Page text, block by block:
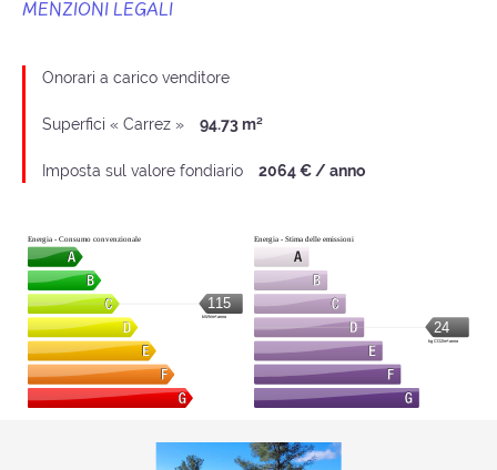
MENZIONI LEGALI
Onorari a carico venditore
Superfici « Carrez » 94.73 m²
Imposta sul valore fondiario 2064 € / anno
Energia - Consumo convenzionale
115
kWh/m².anno
Energia - Stima delle emissioni
24
kg CO2/m².anno